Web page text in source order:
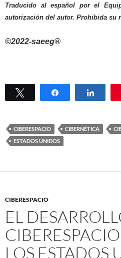
Traducido al español por el
autorización del autor. Prohibida su
©2022-saeeg®
Twittear Compartir
CIBERESPACIO CIBERNÉTICA
ESTADOS UNIDOS
CIBERESPACIO
EL
LOS ESTADOS